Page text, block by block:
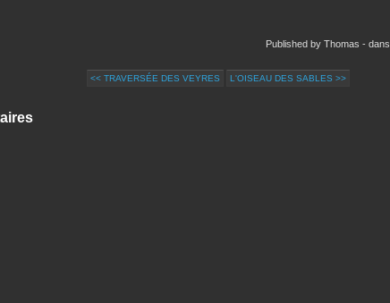
Published by Thomas - dans
<< TRAVERSÉE DES VEYRES L'OISEAU DES SABLES >>